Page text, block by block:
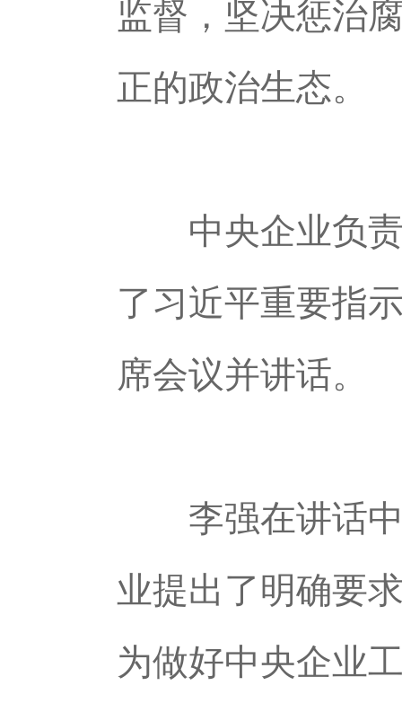
监督，坚决惩治
正的政治生态。
中央企业负责
了习近平重要指
席会议并讲话。
李强在讲话中
业提出了明确要
为做好中央企业